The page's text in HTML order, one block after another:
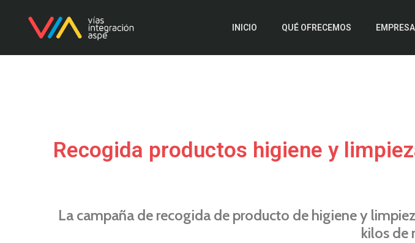
INICIO QUÉ OFRECEMOS
Recogida productos higiene y
La campaña de recogida de producto de higiene y
kilos de